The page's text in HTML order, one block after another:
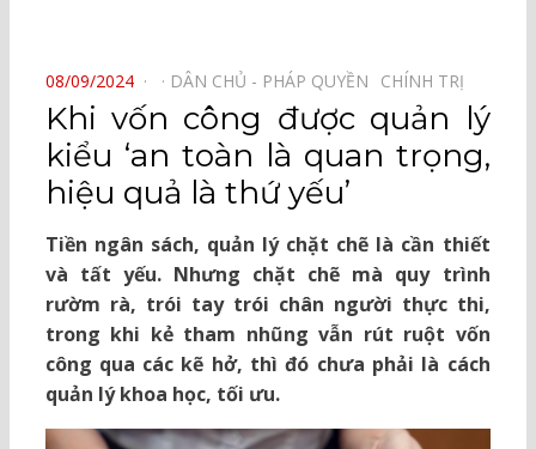
POSTED
ON
08/09/2024 DÂN CHỦ - PHÁP QUYỀN⠀ CHÍNH TRỊ⠀
Khi vốn công được quản lý
kiểu ‘an toàn là quan trọng,
hiệu quả là thứ yếu’
Tiền ngân sách, quản lý chặt chẽ là cần thiết
và tất yếu. Nhưng chặt chẽ mà quy trình
rườm rà, trói tay trói chân người thực thi,
trong khi kẻ tham nhũng vẫn rút ruột vốn
công qua các kẽ hở, thì đó chưa phải là cách
quản lý khoa học, tối ưu.